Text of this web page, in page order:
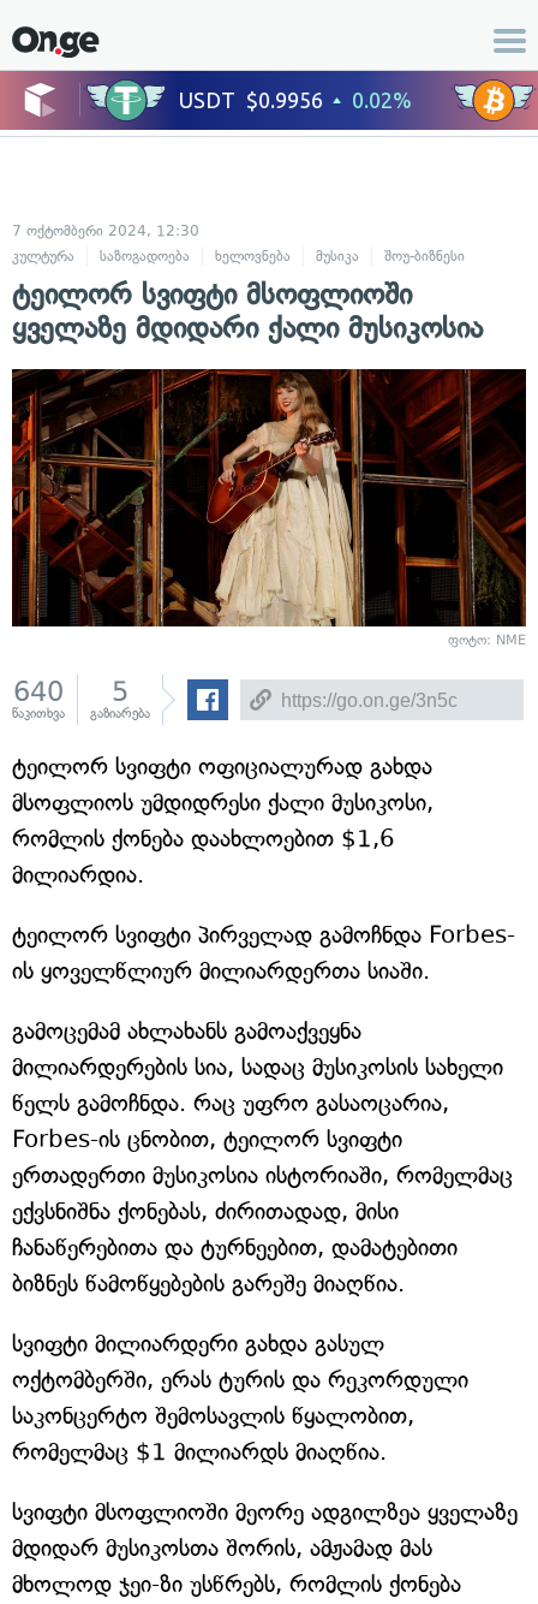
7 ოქტომბერი 2024, 12:30
კულტურა
საზოგადოება ხელოვნება მუსიკა შოუ-ბიზნესი
ტეილორ სვიფტი მსოფლიოში
ყველაზე მდიდარი ქალი მუსიკოსია
ფოტო: NME
640
წაკითხვა
5
გაზიარება
ტეილორ სვიფტი ოფიციალურად გახდა
მსოფლიოს უმდიდრესი ქალი მუსიკოსი,
რომლის ქონება დაახლოებით $1,6
მილიარდია.
ტეილორ სვიფტი პირველად გამოჩნდა Forbes-
ის ყოველწლიურ მილიარდერთა სიაში.
გამოცემამ ახლახანს გამოაქვეყნა
მილიარდერების სია, სადაც მუსიკოსის სახელი
წელს გამოჩნდა. რაც უფრო გასაოცარია,
Forbes-ის ცნობით, ტეილორ სვიფტი
ერთადერთი მუსიკოსია ისტორიაში, რომელმაც
ექვსნიშნა ქონებას, ძირითადად, მისი
ჩანაწერებითა და ტურნეებით, დამატებითი
ბიზნეს წამოწყებების გარეშე მიაღწია.
სვიფტი მილიარდერი გახდა გასულ
ოქტომბერში, ერას ტურის და რეკორდული
საკონცერტო შემოსავლის წყალობით,
რომელმაც $1 მილიარდს მიაღწია.
სვიფტი მსოფლიოში მეორე ადგილზეა ყველაზე
მდიდარ მუსიკოსთა შორის, ამჟამად მას
მხოლოდ ჯეი-ზი უსწრებს, რომლის ქონება